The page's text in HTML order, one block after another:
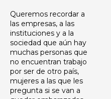
Queremos recordar a
las empresas, a las
instituciones y a la
sociedad que aún hay
muchas personas que
no encuentran trabajo
por ser de otro país,
mujeres a las que les
pregunta si se van a